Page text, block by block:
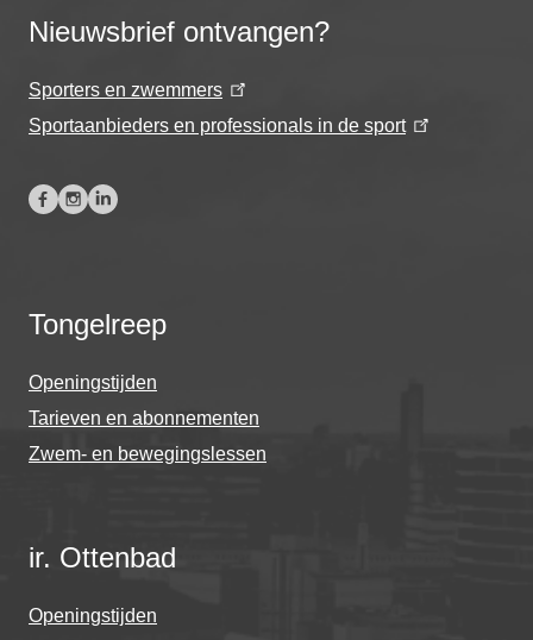
Nieuwsbrief ontvangen?
Sporters en zwemmers
Sportaanbieders en professionals in de sport
Tongelreep
Openingstijden
Tarieven en abonnementen
Zwem- en bewegingslessen
ir. Ottenbad
Openingstijden